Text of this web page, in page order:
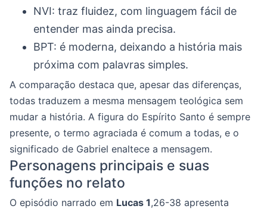
NVI: traz fluidez, com linguagem fácil de
entender mas ainda precisa.
BPT: é moderna, deixando a história mais
próxima com palavras simples.
A comparação destaca que, apesar das diferenças,
todas traduzem a mesma mensagem teológica sem
mudar a história. A figura do Espírito Santo é sempre
presente, o termo agraciada é comum a todas, e o
significado de Gabriel enaltece a mensagem.
Personagens principais e suas
funções no relato
O episódio narrado em Lucas 1,26-38 apresenta